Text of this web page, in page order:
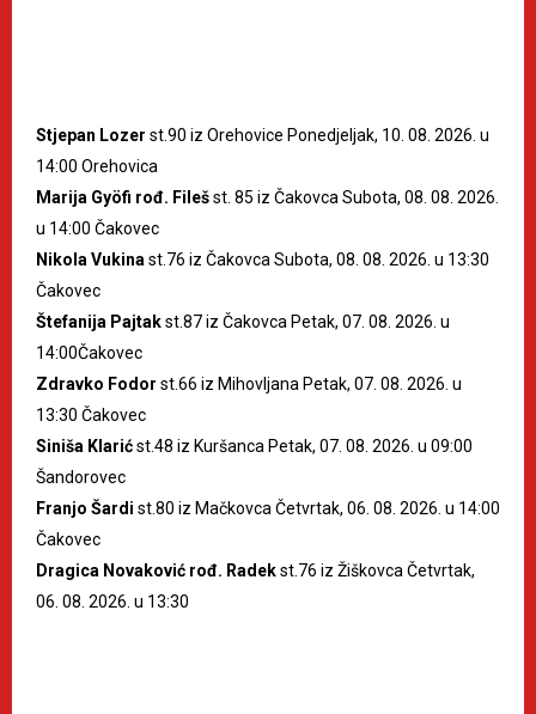
Stjepan Lozer st.90 iz Orehovice Ponedjeljak, 10. 08. 2026. u
14:00 Orehovica
Marija Gyöfi rođ. Filešst. 85 iz Čakovca Subota, 08. 08. 2026.
u 14:00 Čakovec
Nikola Vukina st.76 iz Čakovca Subota, 08. 08. 2026. u 13:30
Čakovec
Štefanija Pajtakst.87 iz Čakovca Petak, 07. 08. 2026. u
14:00Čakovec
Zdravko Fodor st.66 iz Mihovljana Petak, 07. 08. 2026. u
13:30 Čakovec
Siniša Klarićst.48 iz Kuršanca Petak, 07. 08. 2026. u 09:00
Šandorovec
Franjo Šardi st.80 iz Mačkovca Četvrtak, 06. 08. 2026. u 14:00
Čakovec
Dragica Novaković rođ. Radekst.76 iz Žiškovca Četvrtak,
06. 08. 2026. u 13:30